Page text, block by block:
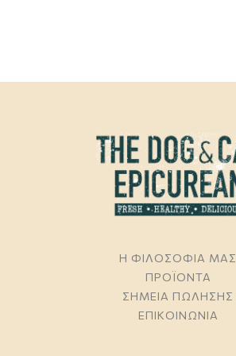
Η ΦΙΛΟΣΟΦΙΑ ΜΑΣ
ΠΡΟΪΟΝΤΑ
ΣΗΜΕΙΑ ΠΩΛΗΣΗΣ
ΕΠΙΚΟΙΝΩΝΙΑ